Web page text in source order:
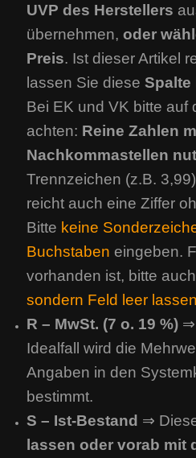
UVP des Herstellers
übernehmen, oder
Preis. Ist dieser Artikel
lassen Sie diese Spalte
Bei EK und VK bitte auf
achten: Reine Zahlen
Nachkommastellen
Trennzeichen (z.B.
reicht auch eine Ziffer
Bitte keine
Buchstaben eingeben.
vorhanden ist, bitte auch
sondern Feld leer lassen
R – MwSt. (7 o. 19 %) ⇒
Idealfall wird die
Angaben in den
bestimmt.
S – Ist-Bestand ⇒
lassen oder vorab mit